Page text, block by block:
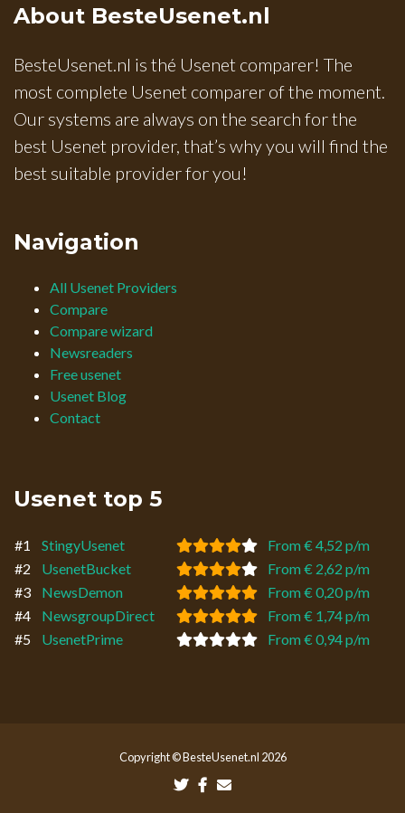
About BesteUsenet.nl
BesteUsenet.nl is thé Usenet comparer! The
most complete Usenet comparer of the moment.
Our systems are always on the search for the
best Usenet provider, that’s why you will find the
best suitable provider for you!
Navigation
All Usenet Providers
Compare
Compare wizard
Newsreaders
Free usenet
Usenet Blog
Contact
Usenet top 5
#1 StingyUsenet
From € 4,52 p/m
#2
UsenetBucket
From € 2,62 p/m
#3
NewsDemon
From € 0,20 p/m
#4
NewsgroupDirect
From € 1,74 p/m
#5
UsenetPrime From € 0,94 p/m
Copyright © BesteUsenet.nl 2026